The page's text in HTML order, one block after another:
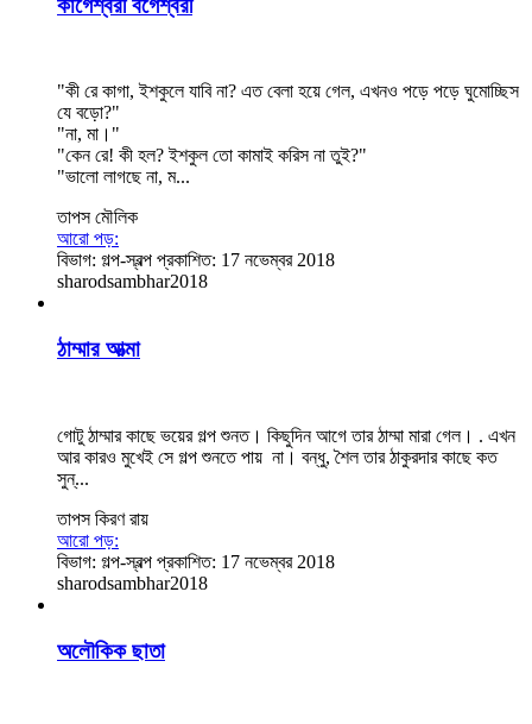
কাগেশ্বরী বগেশ্বরী
"কী রে কাগা, ইশকুলে যাবি না? এত বেলা হয়ে গেল, এখনও পড়ে পড়ে ঘুমোচ্ছিস
যে বড়ো?"
"না, মা।"
"কেন রে! কী হল? ইশকুল তো কামাই করিস না তুই?"
"ভালো লাগছে না, ম...
তাপস মৌলিক
আরো পড়:
বিভাগ: গল্প-স্বল্প প্রকাশিত: 17 নভেম্বর 2018
sharodsambhar2018
ঠাম্মার আত্মা
গোটু ঠাম্মার কাছে ভয়ের গল্প শুনত। কিছুদিন আগে তার ঠাম্মা মারা গেল। . এখন
আর কারও মুখেই সে গল্প শুনতে পায় না। বন্ধু, শৈল তার ঠাকুরদার কাছে কত
সুন্...
তাপস কিরণ রায়
আরো পড়:
বিভাগ: গল্প-স্বল্প প্রকাশিত: 17 নভেম্বর 2018
sharodsambhar2018
অলৌকিক ছাতা